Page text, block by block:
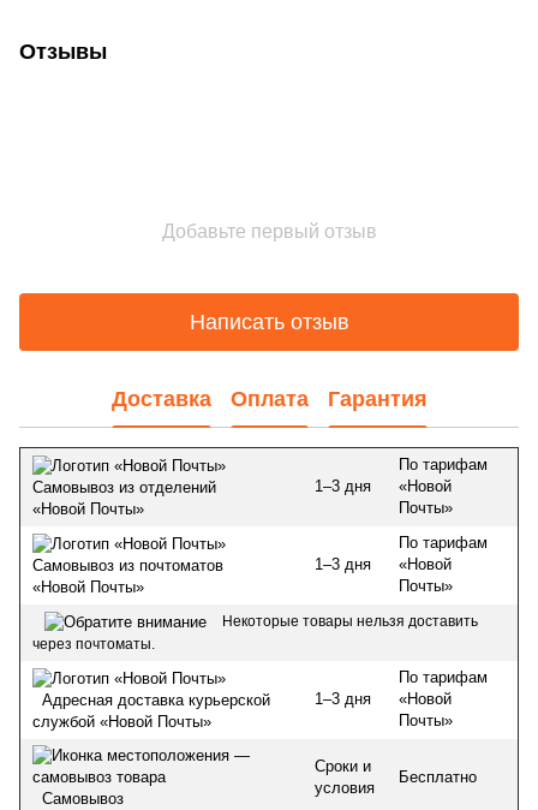
Отзывы
Добавьте первый отзыв
Написать отзыв
Доставка Оплата Гарантия
Самовывоз из отделений
«Новой Почты»
1–3 дня
По тарифам
«Новой
Почты»
Самовывоз из почтоматов
«Новой Почты»
1–3 дня
По тарифам
«Новой
Почты»
Некоторые товары нельзя доставить
через почтоматы.
Адресная доставка курьерской
службой «Новой Почты»
1–3 дня
По тарифам
«Новой
Почты»
Самовывоз
Сроки и
условия
Бесплатно